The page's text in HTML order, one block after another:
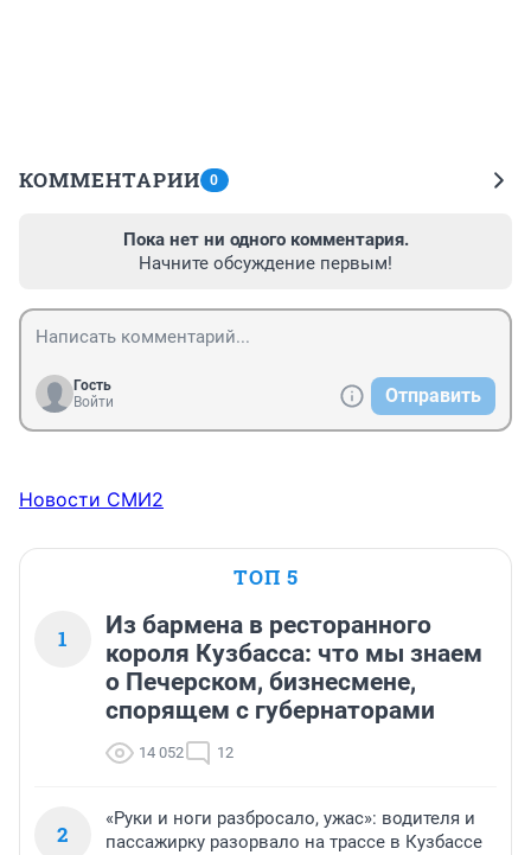
КОММЕНТАРИИ 0
Пока нет ни одного комментария.
Начните обсуждение первым!
Гость
Войти
Отправить
Новости СМИ2
ТОП 5
1
Из бармена в ресторанного
короля Кузбасса: что мы знаем
о Печерском, бизнесмене,
спорящем с губернаторами
14 052 12
2
«Руки и ноги разбросало, ужас»: водителя и
пассажирку разорвало на трассе в Кузбассе